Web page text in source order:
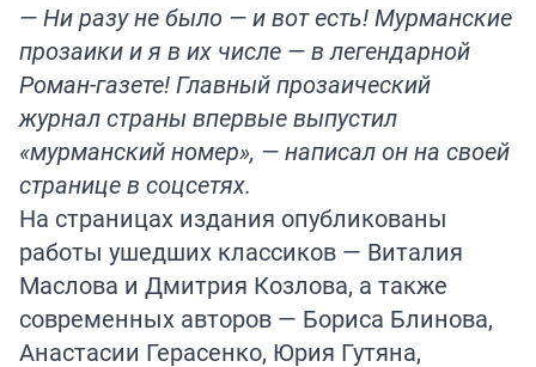
— Ни разу не было — и вот есть! Мурманские
прозаики и я в их числе — в легендарной
Роман-газете! Главный прозаический
журнал страны впервые выпустил
«мурманский номер», — написал он на своей
странице в соцсетях.
На страницах издания опубликованы
работы ушедших классиков — Виталия
Маслова и Дмитрия Козлова, а также
современных авторов — Бориса Блинова,
Анастасии Герасенко, Юрия Гутяна,